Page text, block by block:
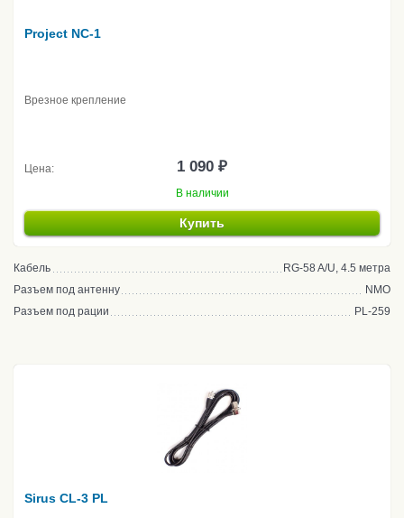
Project NC-1
Врезное крепление
Цена: 1 090 ₽
В наличии
Купить
Кабель
RG-58 A/U, 4.5 метра
Разъем под антенну
NMO
Разъем под рации
PL-259
Sirus CL-3 PL